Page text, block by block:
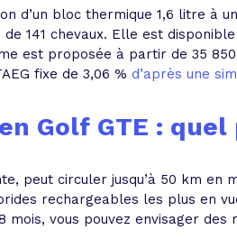
d’un bloc thermique 1,6 litre à
141 chevaux. Elle est
est proposée à partir de 35
fixe de 3,06 % d’après une
Golf GTE :
peut circuler jusqu’à 50 km en
rechargeables les plus en
vous pouvez envisager des